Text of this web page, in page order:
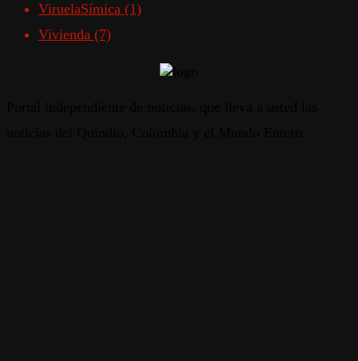
ViruelaSímica (1)
Vivienda (7)